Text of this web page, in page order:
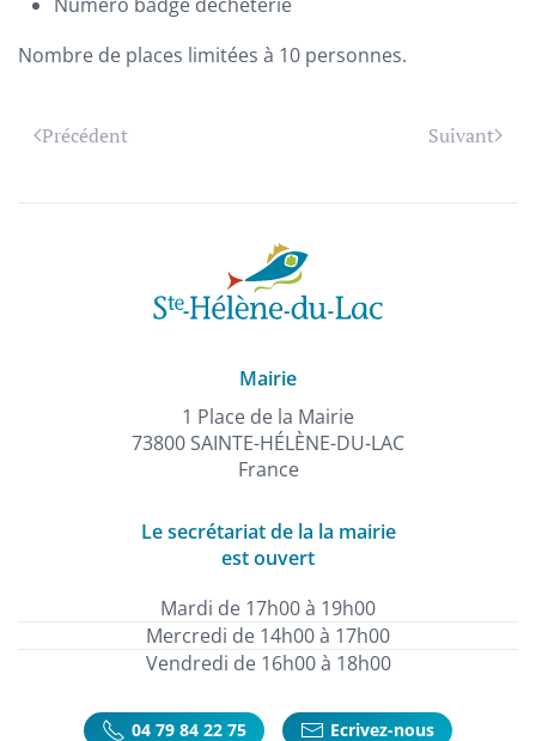
Nombre de places limitées à 10 personnes.
Précédent Suivant
Mairie
1 Place de la Mairie
73800 SAINTE-HÉLÈNE-DU-LAC
France
Le secrétariat de la la mairie
est ouvert
Mardi de 17h00 à 19h00
Mercredi de 14h00 à 17h00
Vendredi de 16h00 à 18h00
04 79 84 22 75 Ecrivez-nous